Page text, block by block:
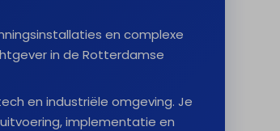
en complexe
in de Rotterdamse
en industriële omgeving. Je
implementatie en